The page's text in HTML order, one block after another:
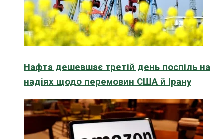
Нафта дешевшає третій день поспіль на
надіях щодо перемовин США й Ірану